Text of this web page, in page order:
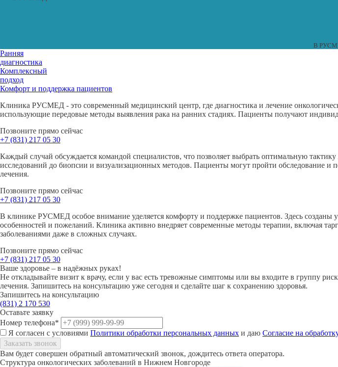
В
Ранняя
диагностика
Комплексный
подход
Комфорт и поддержка пациентов
Клиника РУСМЕД - это современный медицинский центр, где диагностика и лечение
использующие передовые методы выявления рака на ранних стадиях. Пациенты получают
Позвоните прямо сейчас
+7 (831) 217 05 30
Каждый случай обсуждается командой специалистов, что позволяет выбрать оптимальную
исследований до биопсии и визуализационных методов. Пациенты могут пройти обследование
лечения.
Позвоните прямо сейчас
+7 (831) 217 05 30
В клинике РУСМЕД особое внимание уделяется комфорту и поддержке пациентов. Здесь созданы
особенностей и пожеланий. Клиника активно внедряет современные методы терапии, включая
заболеваниями даже в сложных случаях.
Позвоните прямо сейчас
+7 (831) 217 05 30
Ваше здоровье – в надёжных руках!
Не откладывайте визит к врачу, если у вас есть тревожные симптомы или вы входите в группу
лечения. Запишитесь на консультацию уже сегодня и сделайте шаг к сохранению здоровья.
Запишитесь на консультацию
(831) 2 170 530
Оставьте заявку
Номер телефона*
Я согласен с условиями Политики обработки персональных данных и даю Согласие на
Вам будет совершен обратный автоматический звонок, дождитесь ответа оператора.
Структура онкологических заболеваний в Нижнем Новгороде